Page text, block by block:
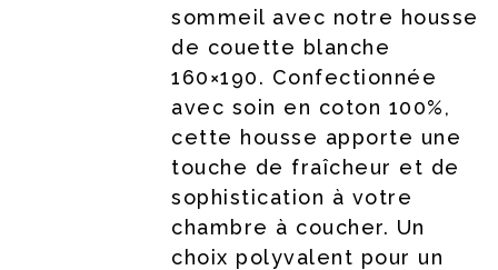
sommeil avec notre housse
de couette blanche
160×190. Confectionnée
avec soin en coton 100%,
cette housse apporte une
touche de fraîcheur et de
sophistication à votre
chambre à coucher. Un
choix polyvalent pour un